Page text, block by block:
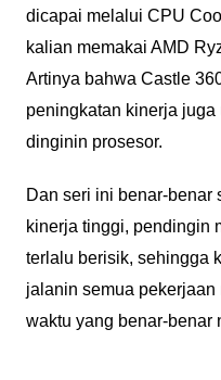
dicapai melalui CPU
kalian memakai AMD
Artinya bahwa Castle
peningkatan kinerja
dinginin prosesor.
Dan seri ini benar-benar
kinerja tinggi, pendingin
terlalu berisik, sehingga
jalanin semua
waktu yang benar-benar